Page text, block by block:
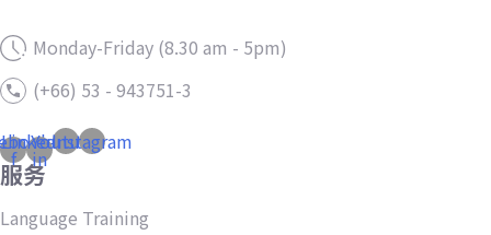
Monday-Friday (8.30 am - 5pm)
(+66) 53 - 943751-3
f
Linkedin-
in
Youtube
Instagram
服务
Language Training